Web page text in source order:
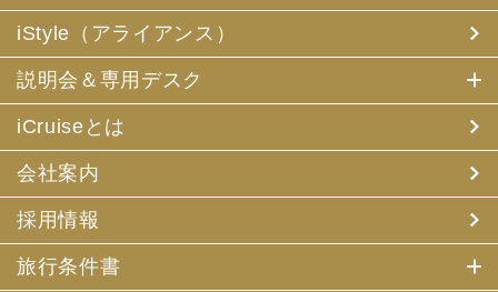
iStyle（アライアンス）
説明会＆専用デスク
iCruiseとは
会社案内
採用情報
旅行条件書